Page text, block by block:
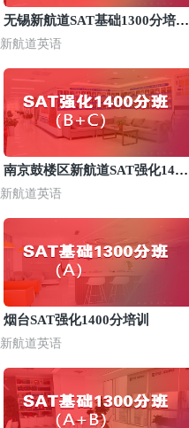
无锡新航道SAT基础1300分培训
班
新航道英语
南京鼓楼区新航道SAT强化1400
分班
新航道英语
烟台SAT强化1400分培训
新航道英语